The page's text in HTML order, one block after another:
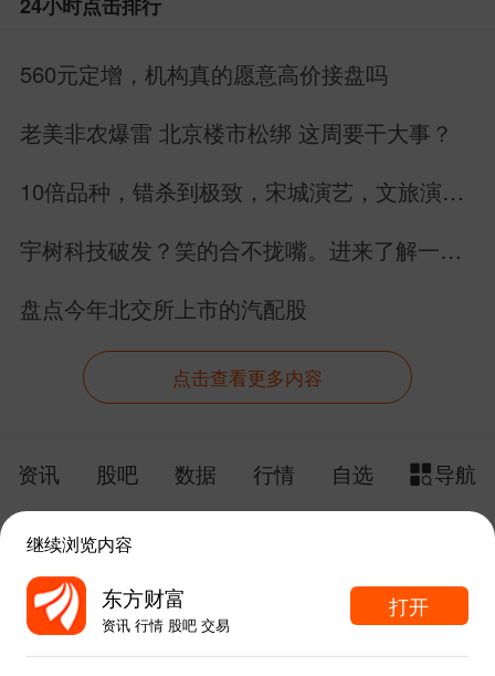
560元定增，机构真的愿意高价接盘吗
老美非农爆雷 北京楼市松绑 这周要干大事？
10倍品种，错杀到极致，宋城演艺，文旅演绎
宇树科技破发？笑的合不拢嘴。进来了解一下
盘点今年北交所上市的汽配股
点击查看更多内容
资讯 股吧 数据 行情 自选
导航
给网站提点意见 下载APP
东方财富APP内打开
继续浏览内容
东方财富
资讯 行情 股吧 交易
打开